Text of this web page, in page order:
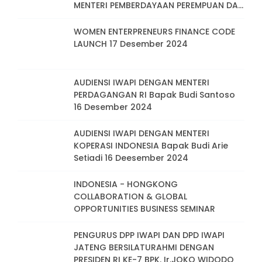
MENTERI PEMBERDAYAAN PEREMPUAN DAN
FAUZI
WOMEN ENTERPRENEURS FINANCE CODE
LAUNCH 17 Desember 2024
AUDIENSI IWAPI DENGAN MENTERI
PERDAGANGAN RI Bapak Budi Santoso
16 Desember 2024
AUDIENSI IWAPI DENGAN MENTERI
KOPERASI INDONESIA Bapak Budi Arie
Setiadi 16 Deesember 2024
INDONESIA - HONGKONG
COLLABORATION & GLOBAL
OPPORTUNITIES BUSINESS SEMINAR
PENGURUS DPP IWAPI DAN DPD IWAPI
JATENG BERSILATURAHMI DENGAN
PRESIDEN RI KE-7 BPK. Ir.JOKO WIDODO